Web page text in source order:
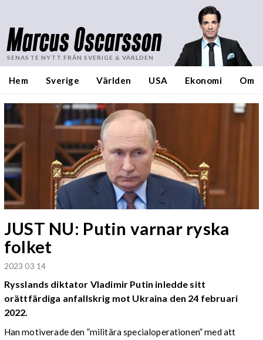
Marcus Oscarsson
SENASTE NYTT FRÅN SVERIGE & VÄRLDEN
Hem Sverige Världen USA Ekonomi Om
JUST NU: Putin varnar ryska
folket
2023 03 14
Rysslands diktator Vladimir Putin inledde sitt
orättfärdiga anfallskrig mot Ukraina den 24 februari
2022.
Han motiverade den ”militära specialoperationen” med att